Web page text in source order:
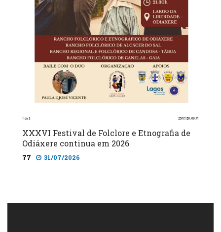
XXXVI Festival de Folclore e Etnografia de
Odiáxere continua em 2026
77 31/07/2026